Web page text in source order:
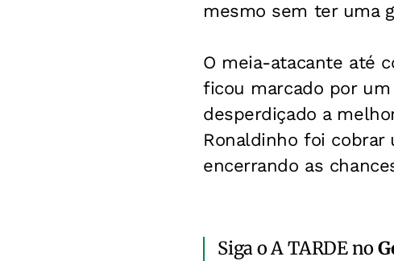
mesmo sem ter uma
O meia-atacante até
ficou marcado por
desperdiçado a
Ronaldinho foi cobrar
encerrando as
Siga o A TARDE no